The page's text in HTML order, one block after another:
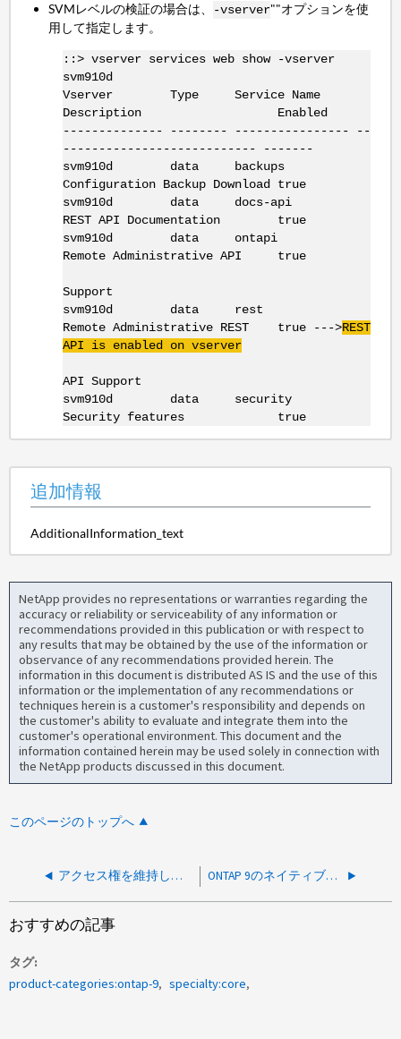
SVMレベルの検証の場合は、 -vserver""オプションを使
用して指定します。
::> vserver services web show -vserver
svm910d
Vserver Type Service Name
Description Enabled
-------------- -------- ---------------- --
--------------------------- -------
svm910d data backups
Configuration Backup Download true
svm910d data docs-api
REST API Documentation true
svm910d data ontapi
Remote Administrative API true
Support
svm910d data rest
Remote Administrative REST true --->REST
API is enabled on vserver
API Support
svm910d data security
Security features true
追加情報
AdditionalInformation_text
NetApp provides no representations or warranties regarding the
accuracy or reliability or serviceability of any information or
recommendations provided in this publication or with respect to
any results that may be obtained by the use of the information or
observance of any recommendations provided herein. The
information in this document is distributed AS IS and the use of this
information or the implementation of any recommendations or
techniques herein is a customer's responsibility and depends on
the customer's ability to evaluate and integrate them into the
customer's operational environment. This document and the
information contained herein may be used solely in connection with
the NetApp products discussed in this document.
このページのトップへ
アクセス権を維持したままドメインを変更するには、どのような方法がありますか。 ONTAP 9のネイティブVLANとは何ですか？
おすすめの記事
タグ
product-categories:ontap-9
specialty:core